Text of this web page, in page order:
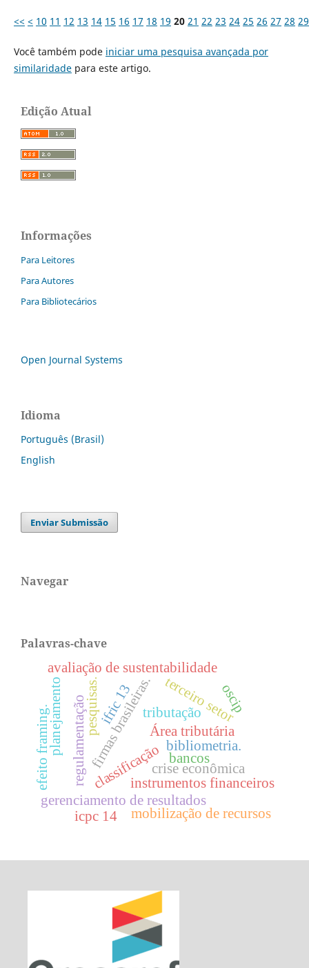
<< < 10 11 12 13 14 15 16 17 18 19 20 21 22 23 24 25 26 27 28 29
Você também pode iniciar uma pesquisa avançada por
similaridadepara este artigo.
Edição Atual
Informações
Para Leitores
Para Autores
Para Bibliotecários
Open Journal Systems
Idioma
Português (Brasil)
English
Enviar Submissão
Navegar
Palavras-chave
classificação
Área tributária
tributação
gerenciamento de resultados
firmas brasileiras.
avaliação de sustentabilidade
bibliometria.
bancos
crise econômica
regulamentação instrumentos financeiros
pesquisas.
mobilização de recursos
terceiro setor
oscip
ifric 13
planejamento
icpc 14
efeito framing.